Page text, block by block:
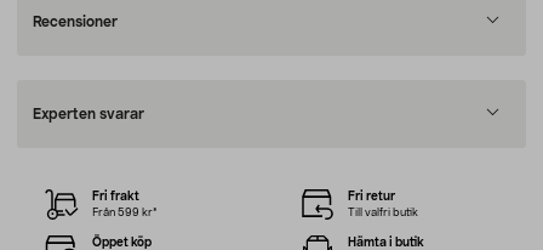
Recensioner
Experten svarar
Fri frakt
Från 599 kr*
Fri retur
Till valfri butik
Öppet köp Hämta i butik